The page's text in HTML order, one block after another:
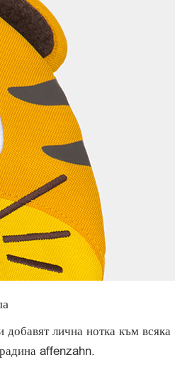
добавят лична нотка към всяка
affenzahn.